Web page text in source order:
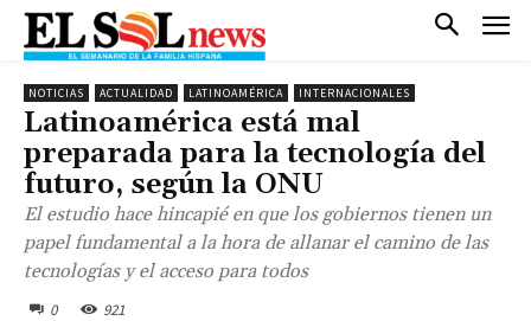
NOTICIAS ACTUALIDAD LATINOAMÉRICA INTERNACIONALES
Latinoamérica está mal
preparada para la tecnología del
futuro, según la ONU
El estudio hace hincapié en que los gobiernos tienen un
papel fundamental a la hora de allanar el camino de las
tecnologías y el acceso para todos
0 921